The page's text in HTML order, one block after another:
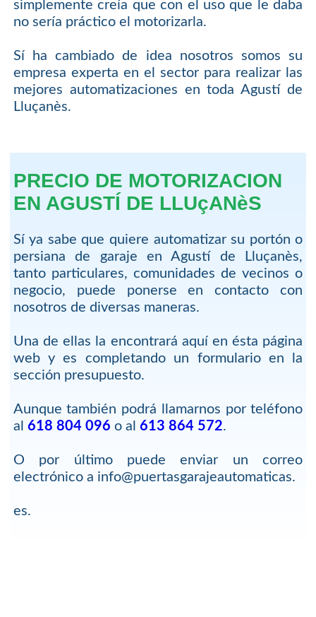
simplemente creía que con el uso que le daba
no sería práctico el motorizarla.
Sí ha cambiado de idea nosotros somos su
empresa experta en el sector para realizar las
mejores automatizaciones en toda Agustí de
Lluçanès.
PRECIO DE MOTORIZACION
EN AGUSTÍ DE LLUçANèS
Sí ya sabe que quiere automatizar su portón o
persiana de garaje en Agustí de Lluçanès,
tanto particulares, comunidades de vecinos o
negocio, puede ponerse en contacto con
nosotros de diversas maneras.
Una de ellas la encontrará aquí en ésta página
web y es completando un formulario en la
sección presupuesto.
Aunque también podrá llamarnos por teléfono
al 618 804 096 o al 613 864 572.
O por último puede enviar un correo
electrónico a info@puertasgarajeautomaticas.
es.